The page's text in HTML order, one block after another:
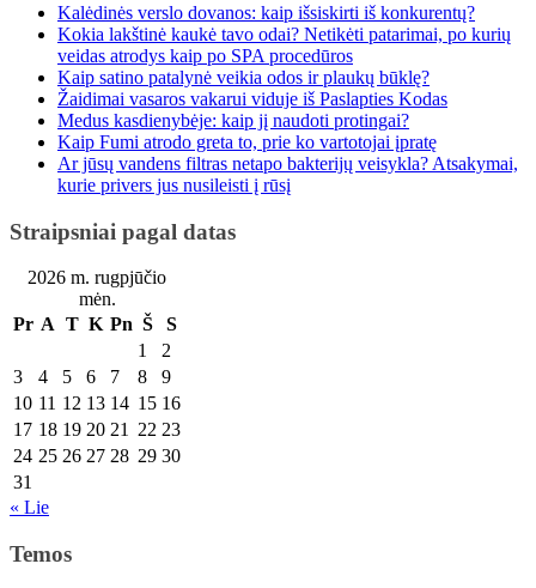
Kalėdinės verslo dovanos: kaip išsiskirti iš konkurentų?
Kokia lakštinė kaukė tavo odai? Netikėti patarimai, po kurių
veidas atrodys kaip po SPA procedūros
Kaip satino patalynė veikia odos ir plaukų būklę?
Žaidimai vasaros vakarui viduje iš Paslapties Kodas
Medus kasdienybėje: kaip jį naudoti protingai?
Kaip Fumi atrodo greta to, prie ko vartotojai įpratę
Ar jūsų vandens filtras netapo bakterijų veisykla? Atsakymai,
kurie privers jus nusileisti į rūsį
Straipsniai pagal datas
2026 m. rugpjūčio
mėn.
Pr A T K Pn Š
S
1
2
3
4 5 6 7 8
9
10 11 12 13 14 15 16
17 18 19 20 21 22 23
24 25 26 27 28 29 30
31
« Lie
Temos